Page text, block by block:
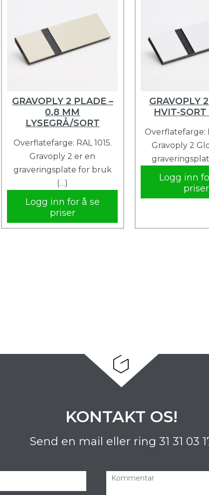
GRAVOPLY 2 PLADE –
0,8 MM
LYSEGRÅ/SORT
Overflatefarge: RAL 1015.
Gravoply 2 er en
graveringsplate for bruk
(…)
Logg inn for å se
priser
GRAVOPLY
HVIT-SORT
Overflatefarge:
Gravoply 2
Logg inn
priser
KONTAKT OS!
Send en mail eller ring 31 31 03